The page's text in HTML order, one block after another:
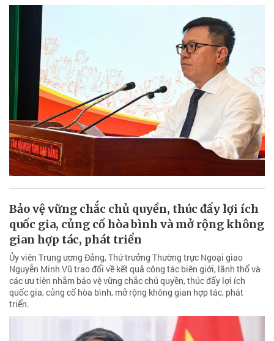
Bảo vệ vững chắc chủ quyền, thúc đẩy lợi ích
quốc gia, củng cố hòa bình và mở rộng không
gian hợp tác, phát triển
Ủy viên Trung ương Đảng, Thứ trưởng Thường trực Ngoại giao
Nguyễn Minh Vũ trao đổi về kết quả công tác biên giới, lãnh thổ và
các ưu tiên nhằm bảo vệ vững chắc chủ quyền, thúc đẩy lợi ích
quốc gia, củng cố hòa bình, mở rộng không gian hợp tác, phát
triển.